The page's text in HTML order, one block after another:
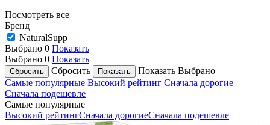
Посмотреть все
Бренд
NaturalSupp
Выбрано 0 Показать
Выбрано 0 Показать
Сбросить
Показать Выбрано
Самые популярные Высокий рейтинг Сначала дорогие
Сначала подешевле
Самые популярные
Высокий рейтингСначала дорогиеСначала подешевле